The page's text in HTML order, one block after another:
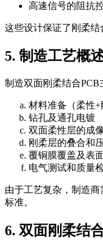
高速信号的阻抗
这些设计保证了刚柔结
5. 制造工艺概
制造双面刚柔结合PCB
材料准备（柔性+
钻孔及通孔电镀
双面柔性层的成
刚柔层的叠合和
覆铜膜覆盖及表
电气测试和质量
由于工艺复杂，制造商
标准。
6. 双面刚柔结